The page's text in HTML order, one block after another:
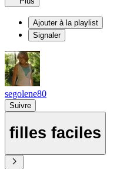
Ajouter à la playlist
Signaler
segolene80
Suivre
filles faciles